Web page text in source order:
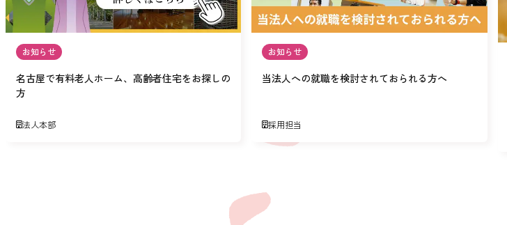
お知らせ
名古屋で有料老人ホーム、高齢者住宅をお探しの
方
法人本部
お知らせ
当法人への就職を検討されておられる方へ
採用担当